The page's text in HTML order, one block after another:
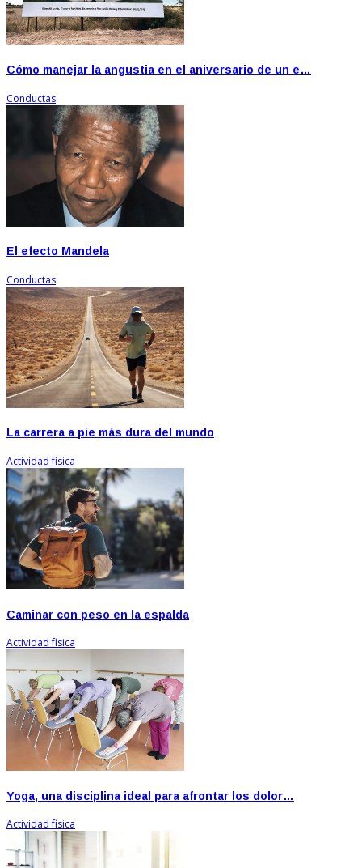
Cómo manejar la angustia en el aniversario de un e…
Conductas
El efecto Mandela
Conductas
La carrera a pie más dura del mundo
Actividad física
Caminar con peso en la espalda
Actividad física
Yoga, una disciplina ideal para afrontar los dolor…
Actividad física